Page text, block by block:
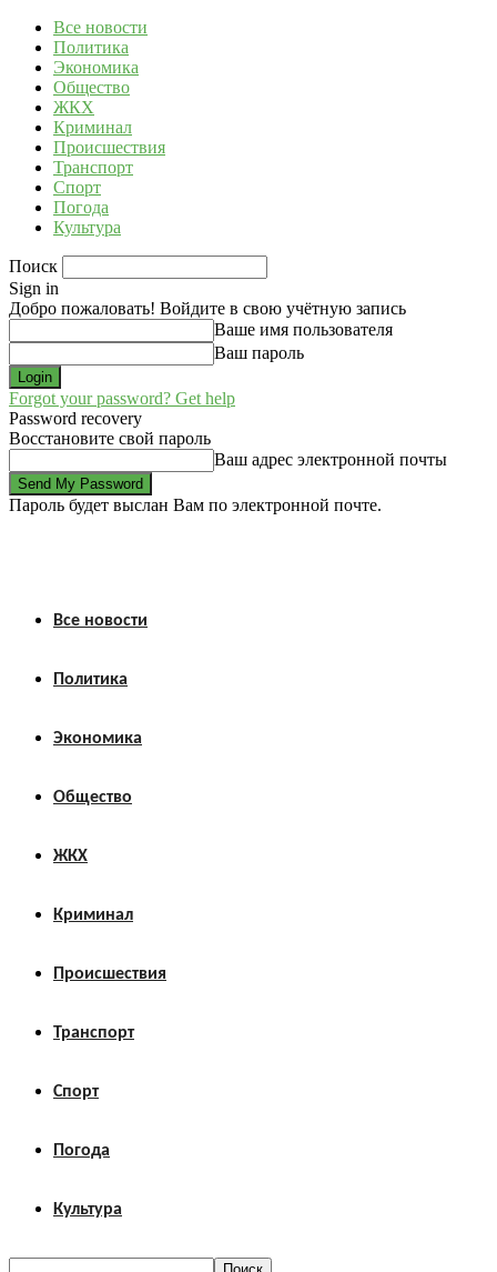
Все новости
Политика
Экономика
Общество
ЖКХ
Криминал
Происшествия
Транспорт
Спорт
Погода
Культура
Поиск
Sign in
Добро пожаловать! Войдите в свою учётную запись
Ваше имя пользователя
Ваш пароль
Forgot your password? Get help
Password recovery
Восстановите свой пароль
Ваш адрес электронной почты
Пароль будет выслан Вам по электронной почте.
Все новости
Политика
Экономика
Общество
ЖКХ
Криминал
Происшествия
Транспорт
Спорт
Погода
Культура